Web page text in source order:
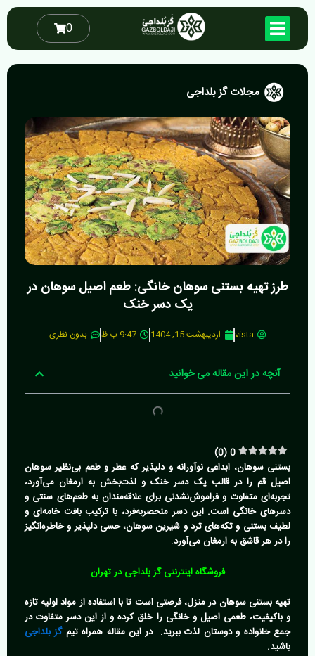
پرش
محتوا
0
سبد
خرید
مجلات گز بلداجی
طرز تهیه بستنی سوهان خانگی: طعم اصیل سوهان در
یک دسر خنک
vista اردیبهشت 15, 1404 9:47 ب.ظ بدون نظری
آنچه در این مقاله می خوانید
0
(
0
)
بستنی سوهان، ابداعی نوآورانه و دلپذیر که عطر و طعم بی‌نظیر سوهان
اصیل قم را در قالب یک دسر خنک و لذت‌بخش به ارمغان می‌آورد،
تجربه‌ای متفاوت و فراموش‌نشدنی برای علاقه‌مندان به طعم‌های سنتی و
دسرهای خانگی است. این دسر منحصربه‌فرد، با ترکیب بافت خامه‌ای و
لطیف بستنی و تکه‌های ترد و شیرین سوهان، حسی دلپذیر و خاطره‌انگیز
را در هر قاشق به ارمغان می‌آورد.
فروشگاه اینترنتی گز بلداجی در تهران
تهیه بستنی سوهان در منزل، فرصتی است تا با استفاده از مواد اولیه تازه
و باکیفیت، طعمی اصیل و خانگی را خلق کرده و از این دسر متفاوت در
جمع خانواده و دوستان لذت ببرید. در این مقاله همراه تیمگز بلداجی
باشید.